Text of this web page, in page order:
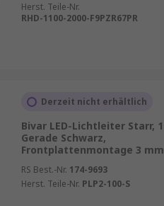
Herst. Teile-Nr.
RHD-1100-2000-F9PZR67PR
Derzeit nicht erhältlich
Bivar LED-Lichtleiter Starr, 1
Gerade Schwarz,
Frontplattenmontage 3 mm
RS Best.-Nr. 174-9693
Herst. Teile-Nr. PLP2-100-S